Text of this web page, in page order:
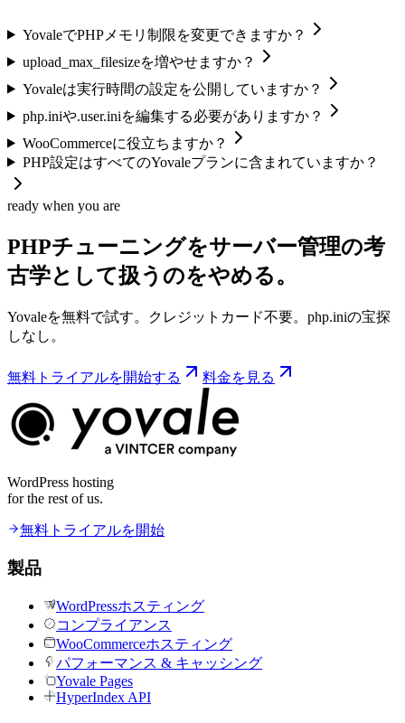
YovaleでPHPメモリ制限を変更できますか？
upload_max_filesizeを増やせますか？
Yovaleは実行時間の設定を公開していますか？
php.iniや.user.iniを編集する必要がありますか？
WooCommerceに役立ちますか？
PHP設定はすべてのYovaleプランに含まれていますか？
ready when you are
PHPチューニングをサーバー管理の考
古学として扱うのをやめる。
Yovaleを無料で試す。クレジットカード不要。php.iniの宝探
しなし。
無料トライアルを開始する 料金を見る
WordPress hosting
for the rest of us.
無料トライアルを開始
製品
WordPressホスティング
コンプライアンス
WooCommerceホスティング
パフォーマンス & キャッシング
Yovale Pages
HyperIndex API